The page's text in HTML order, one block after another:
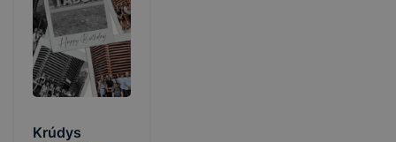
Krúdys